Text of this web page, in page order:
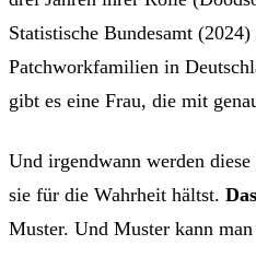
Statistische Bundesamt
Patchworkfamilien in
gibt es eine Frau, die mit
Und irgendwann werden
sie für die Wahrheit hältst.
Muster. Und Muster kann man